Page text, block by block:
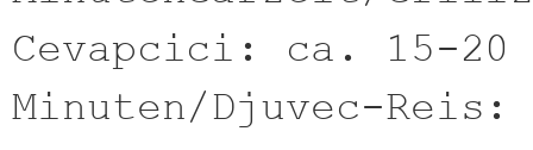
Cevapcici: ca. 15-20
Minuten/Djuvec-Reis: